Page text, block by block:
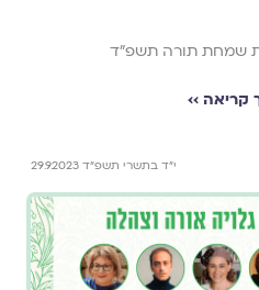
שמחת תורה תשפ"ד
››
י״ד בתשרי תשפ״ד 29.9.2023